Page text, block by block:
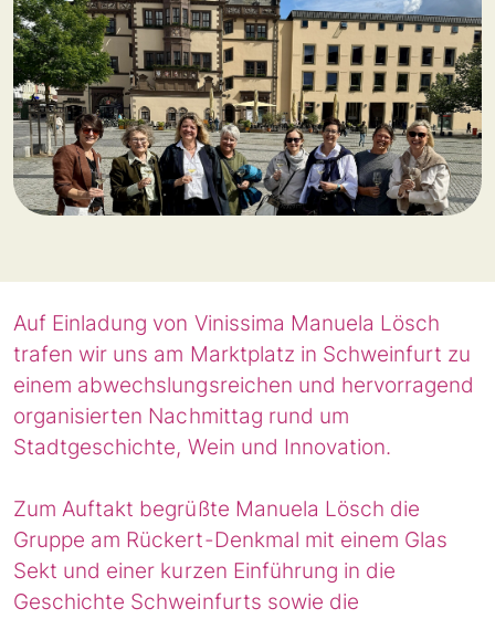
Auf Einladung von Vinissima Manuela Lösch
trafen wir uns am Marktplatz in Schweinfurt zu
einem abwechslungsreichen und hervorragend
organisierten Nachmittag rund um
Stadtgeschichte, Wein und Innovation.
Zum Auftakt begrüßte Manuela Lösch die
Gruppe am Rückert-Denkmal mit einem Glas
Sekt und einer kurzen Einführung in die
Geschichte Schweinfurts sowie die